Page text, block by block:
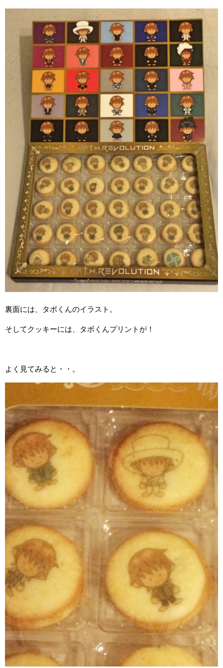
裏面には、タボくんのイラスト。
そしてクッキーには、タボくんプリントが！
よく見てみると・・。